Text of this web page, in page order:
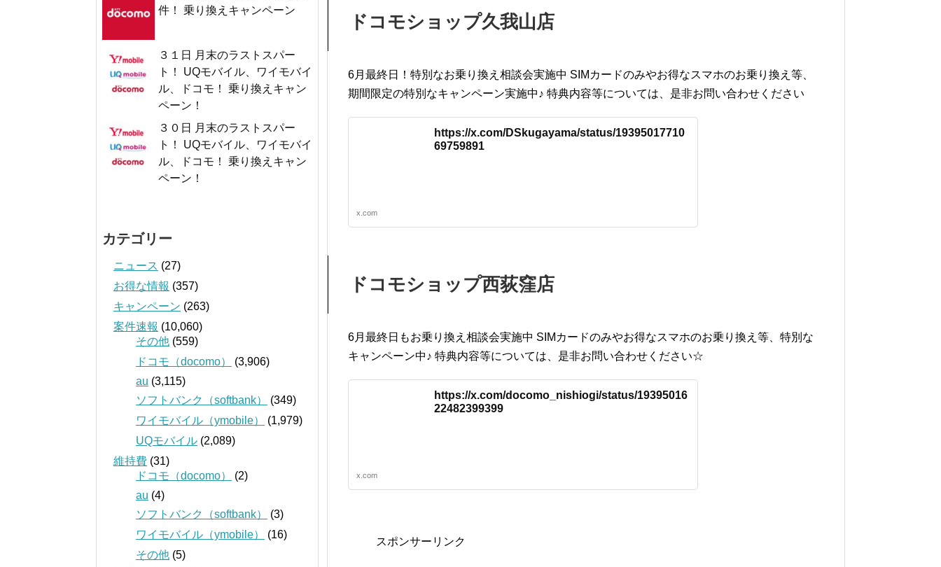
ドコモショップ久我山店
6月最終日！特別なお乗り換え相談会実施中 SIMカードのみやお得なスマホのお乗り換え等、
期間限定の特別なキャンペーン実施中♪ 特典内容等については、是非お問い合わせください
https://x.com/DSkugayama/status/19395017710
69759891
x.com
ドコモショップ西荻窪店
6月最終日もお乗り換え相談会実施中 SIMカードのみやお得なスマホのお乗り換え等、特別な
キャンペーン中♪ 特典内容等については、是非お問い合わせください☆
https://x.com/docomo_nishiogi/status/19395016
22482399399
x.com
スポンサーリンク
件！ 乗り換えキャンペーン
３１日 月末のラストスパー
ト！ UQモバイル、ワイモバイ
ル、ドコモ！ 乗り換えキャン
ペーン！
３０日 月末のラストスパー
ト！ UQモバイル、ワイモバイ
ル、ドコモ！ 乗り換えキャン
ペーン！
カテゴリー
ニュース (27)
お得な情報 (357)
キャンペーン (263)
案件速報 (10,060)
その他 (559)
ドコモ（docomo）
(3,906)
au (3,115)
ソフトバンク（softbank）
(349)
ワイモバイル（ymobile）
(1,979)
UQモバイル (2,089)
維持費 (31)
ドコモ（docomo）
(2)
au (4)
ソフトバンク（softbank）
(3)
ワイモバイル（ymobile）
(16)
その他 (5)